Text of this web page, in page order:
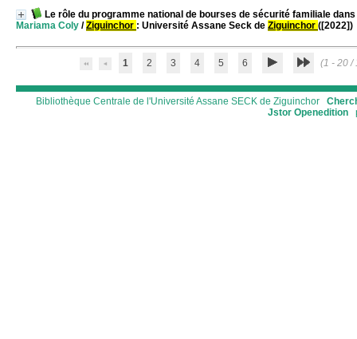
Le rôle du programme national de bourses de sécurité familiale
Mariama Coly /Ziguinchor : Université Assane Seck de Ziguinchor ([2022])
1 2 3 4 5 6 (1 - 20 /
Bibliothèque Centrale de l'Université Assane SECK de Ziguinchor
Jstor Openedition